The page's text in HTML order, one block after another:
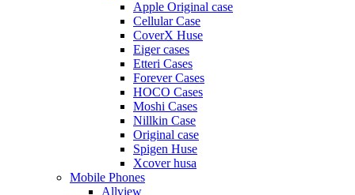
Apple Original case
Cellular Case
CoverX Huse
Eiger cases
Etteri Cases
Forever Cases
HOCO Cases
Moshi Cases
Nillkin Case
Original case
Spigen Huse
Xcover husa
Mobile Phones
Allview